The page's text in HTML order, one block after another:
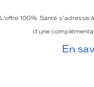
L’offre 100% Santé
d’une
En